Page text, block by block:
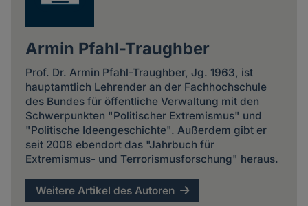
Armin Pfahl-Traughber
Prof. Dr. Armin Pfahl-Traughber, Jg. 1963, ist
hauptamtlich Lehrender an der Fachhochschule
des Bundes für öffentliche Verwaltung mit den
Schwerpunkten "Politischer Extremismus" und
"Politische Ideengeschichte". Außerdem gibt er
seit 2008 ebendort das "Jahrbuch für
Extremismus- und Terrorismusforschung" heraus.
Weitere Artikel des Autoren